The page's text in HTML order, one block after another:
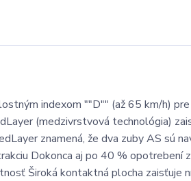
indexom ""D"" (až 65 km/h)
(medzivrstvová technológia)
znamená, že dva zuby AS sú
Dokonca aj po 40 % opotrebení
Široká kontaktná plocha zaisťuje